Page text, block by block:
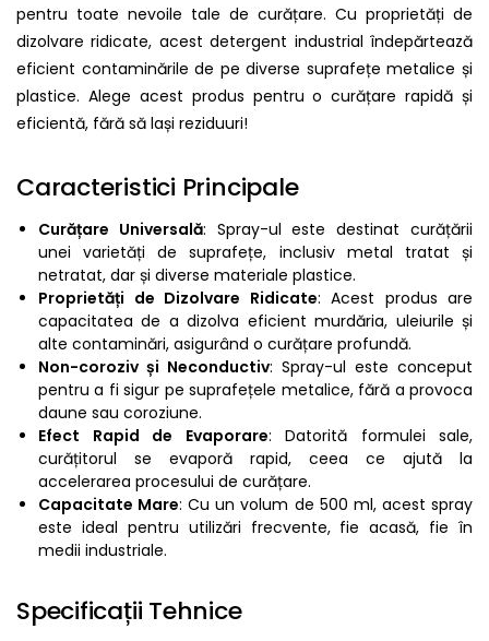
pentru toate nevoile tale de curățare. Cu proprietăți de
dizolvare ridicate, acest detergent industrial îndepărtează
eficient contaminările de pe diverse suprafețe metalice și
plastice. Alege acest produs pentru o curățare rapidă și
eficientă, fără să lași reziduuri!
Caracteristici Principale
Curățare Universală: Spray-ul este destinat curățării
unei varietăți de suprafețe, inclusiv metal tratat și
netratat, dar și diverse materiale plastice.
Proprietăți de Dizolvare Ridicate: Acest produs are
capacitatea de a dizolva eficient murdăria, uleiurile și
alte contaminări, asigurând o curățare profundă.
Non-coroziv și Neconductiv: Spray-ul este conceput
pentru a fi sigur pe suprafețele metalice, fără a provoca
daune sau coroziune.
Efect Rapid de Evaporare: Datorită formulei sale,
curățitorul se evaporă rapid, ceea ce ajută la
accelerarea procesului de curățare.
Capacitate Mare: Cu un volum de 500 ml, acest spray
este ideal pentru utilizări frecvente, fie acasă, fie în
medii industriale.
Specificații Tehnice